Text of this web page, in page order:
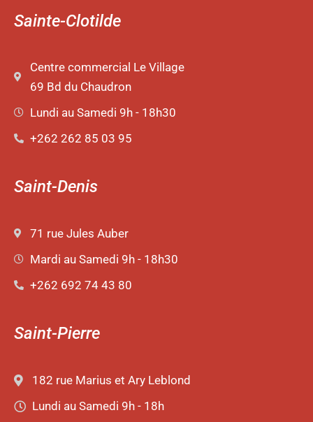
Sainte-Clotilde
Centre commercial Le Village
69 Bd du Chaudron
Lundi au Samedi 9h - 18h30
+262 262 85 03 95
Saint-Denis
71 rue Jules Auber
Mardi au Samedi 9h - 18h30
+262 692 74 43 80
Saint-Pierre
182 rue Marius et Ary Leblond
Lundi au Samedi 9h - 18h